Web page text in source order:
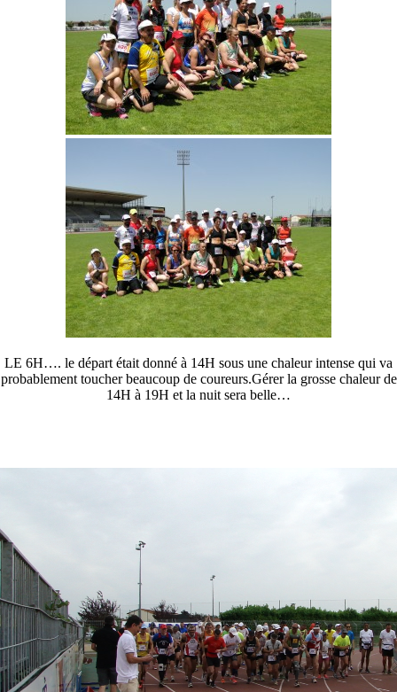
LE 6H…. le départ était donné à 14H sous une chaleur intense qui va
probablement toucher beaucoup de coureurs.Gérer la grosse chaleur de
14H à 19H et la nuit sera belle…